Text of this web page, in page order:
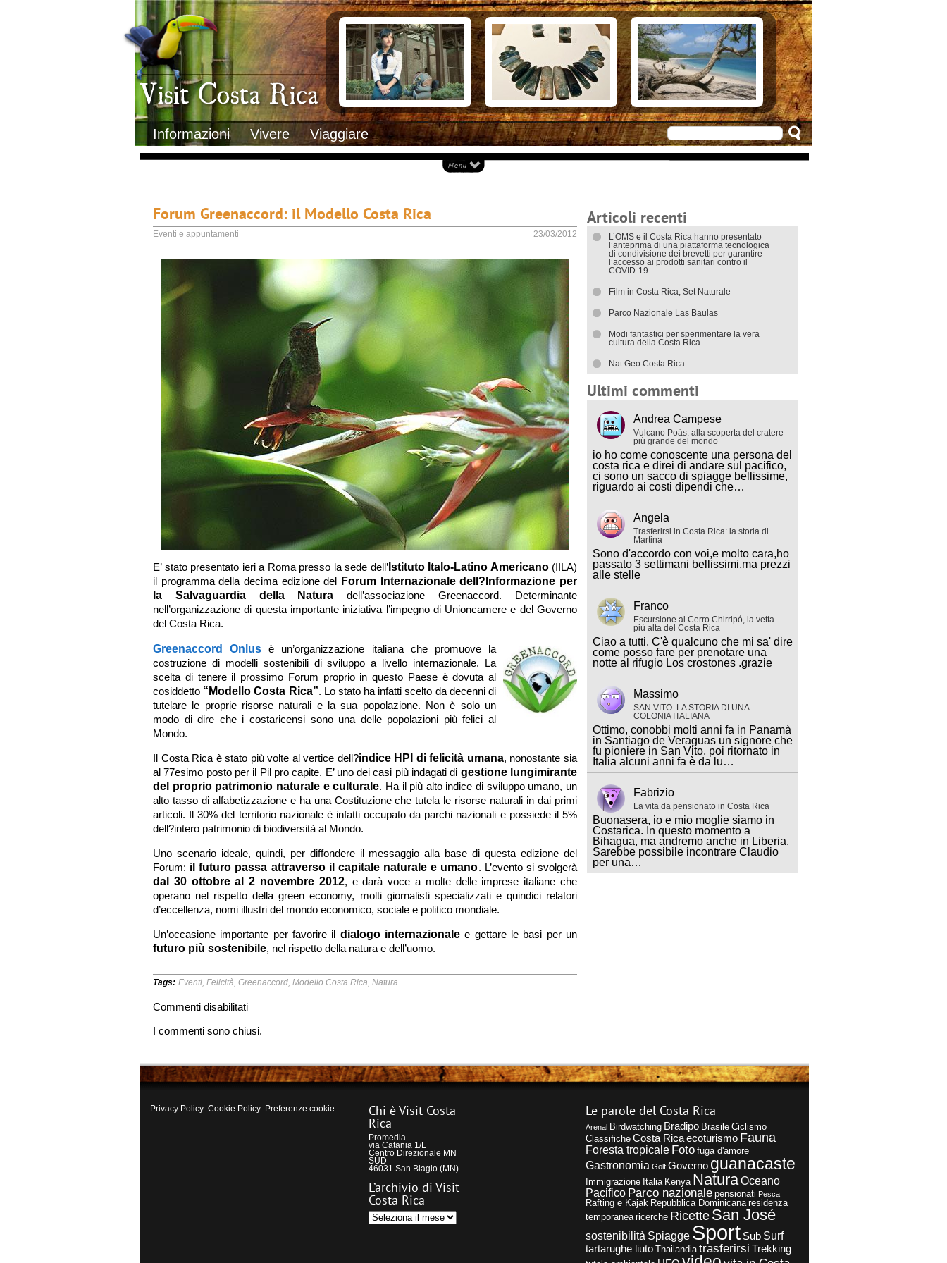
Visit Costa Rica
Informazioni Vivere Viaggiare
Clima
Geografia
Informazioni Geografiche
Letteratura e cultura
Gastronomia
Lo sapevi che
Musica
Natura
Storia
Trasporti Interni
Documenti necessari per trasferirsi
Italiani in Costa Rica
L’ambasciata italiana
Opportunità lavorative
Alloggiare in Costarica
Arrivare in Costarica
Cosa vedere
Attrazioni principali
Ecoturismo
Eventi e appuntamenti
Isole
Parchi Nazionali
Spiagge
Documenti di viaggio
I trasporti interni
Forum Greenaccord: il Modello Costa Rica
Eventi e appuntamenti 23/03/2012
E’ stato presentato ieri a Roma presso la sede dell’Istituto Italo-Latino Americano(IILA)
il programma della decima edizione del Forum Internazionale dell?Informazione per
la Salvaguardia della Natura dell’associazione Greenaccord. Determinante
nell’organizzazione di questa importante iniziativa l’impegno di Unioncamere e del Governo
del Costa Rica.
Greenaccord Onlus è un’organizzazione italiana che promuove la
costruzione di modelli sostenibili di sviluppo a livello internazionale. La
scelta di tenere il prossimo Forum proprio in questo Paese è dovuta al
cosiddetto “Modello Costa Rica”. Lo stato ha infatti scelto da decenni di
tutelare le proprie risorse naturali e la sua popolazione. Non è solo un
modo di dire che i costaricensi sono una delle popolazioni più felici al
Mondo.
Il Costa Rica è stato più volte al vertice dell?indice HPI di felicità umana, nonostante sia
al 77esimo posto per il Pil pro capite. E’ uno dei casi più indagati di gestione lungimirante
del proprio patrimonio naturale e culturale. Ha il più alto indice di sviluppo umano, un
alto tasso di alfabetizzazione e ha una Costituzione che tutela le risorse naturali in dai primi
articoli. Il 30% del territorio nazionale è infatti occupato da parchi nazionali e possiede il 5%
dell?intero patrimonio di biodiversità al Mondo.
Uno scenario ideale, quindi, per diffondere il messaggio alla base di questa edizione del
Forum: il futuro passa attraverso il capitale naturale e umano. L’evento si svolgerà
dal 30 ottobre al 2 novembre 2012, e darà voce a molte delle imprese italiane che
operano nel rispetto della green economy, molti giornalisti specializzati e quindici relatori
d’eccellenza, nomi illustri del mondo economico, sociale e politico mondiale.
Un’occasione importante per favorire il dialogo internazionale e gettare le basi per un
futuro più sostenibile, nel rispetto della natura e dell’uomo.
Tags: Eventi Felicità Greenaccord Modello Costa Rica Natura
Commenti disabilitatisu
Greenaccord:
Modello
Costa
I commenti sono chiusi.
Articoli recenti
L’OMS e il Costa Rica hanno presentato
l’anteprima di una piattaforma tecnologica
di condivisione dei brevetti per garantire
l’accesso ai prodotti sanitari contro il
COVID-19
Film in Costa Rica, Set Naturale
Parco Nazionale Las Baulas
Modi fantastici per sperimentare la vera
cultura della Costa Rica
Nat Geo Costa Rica
Ultimi commenti
Andrea Campese
Vulcano Poás: alla scoperta del cratere
più grande del mondo
io ho come conoscente una persona del
costa rica e direi di andare sul pacifico,
ci sono un sacco di spiagge bellissime,
riguardo ai costi dipendi che…
Angela
Trasferirsi in Costa Rica: la storia di
Martina
Sono d'accordo con voi,e molto cara,ho
passato 3 settimani bellissimi,ma prezzi
alle stelle
Franco
Escursione al Cerro Chirripó, la vetta
più alta del Costa Rica
Ciao a tutti. C'è qualcuno che mi sa' dire
come posso fare per prenotare una
notte al rifugio Los crostones .grazie
Massimo
SAN VITO: LA STORIA DI UNA
COLONIA ITALIANA
Ottimo, conobbi molti anni fa in Panamà
in Santiago de Veraguas un signore che
fu pioniere in San Vito, poi ritornato in
Italia alcuni anni fa è da lu…
Fabrizio
La vita da pensionato in Costa Rica
Buonasera, io e mio moglie siamo in
Costarica. In questo momento a
Bihagua, ma andremo anche in Liberia.
Sarebbe possibile incontrare Claudio
per una…
Privacy Policy Cookie Policy Preferenze cookie Chi è Visit Costa
Rica
Promedia
via Catania 1/L
Centro Direzionale MN
SUD
46031 San Biagio (MN)
L’archivio di Visit
Costa Rica
L’archivio
di
Le parole del Costa Rica
Arenal Birdwatching Bradipo Brasile Ciclismo
Classifiche Costa Ricaecoturismo Fauna
Foresta tropicale Foto fuga d'amore
Gastronomia Golf Governo guanacaste
Immigrazione Italia Kenya NaturaOceano
Pacifico Parco nazionale pensionati Pesca
Rafting e Kajak Repubblica Dominicana residenza
temporanea ricerche RicetteSan José
sostenibilità Spiagge Sport Sub Surf
tartarughe liuto Thailandia trasferirsi Trekking